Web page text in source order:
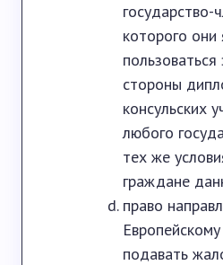
государство-
которого они
стороны
консульских
любого
тех же
граждане
право
подавать